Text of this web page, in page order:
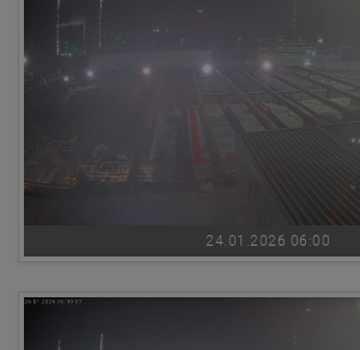
24.01.2026 06:00